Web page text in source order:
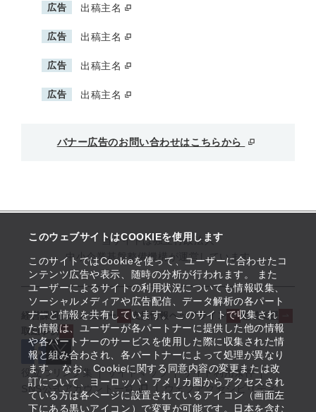
このウェブサイトはCOOKIEを使用します
このサイトではCookieを使って、ユーザーに合わせたコ
ンテンツ広告や表示、随時の分析が行われます。 また
ユーザーによるサイトの利用状況についても情報収集、
ソーシャルメディアや広告配信、データ解析の各パート
ナーと情報を共有しています。 このサイトで収集され
た情報は、ユーザーが各パートナーに提供した他の情報
や各パートナーのサービスを使用した際に収集された情
報と組み合わされ、各パートナーによって処理が異なり
ます。 なお、Cookieに関する同意内容の変更または改
訂について、ヨーロッパ・アメリカ圏からアクセスされ
ている方は各ページに設置されているアイコン（画面左
下にある黒いアイコン）で変更が可能です。日本を含む
広告 出稿主名
広告 出稿主名
広告 出稿主名
広告 出稿主名
バナー広告のお問い合わせはこちらから
当サイトは独立行政法人
中小企業基盤整備機構が運営しています
経営課題解決メニュー 支援情報ヘッドライン
起業支援
取組事例
役立つリンク集 サイトマップ
サイト利用条件
SNS公式アカウント一覧
ウェブアクセシビリティ